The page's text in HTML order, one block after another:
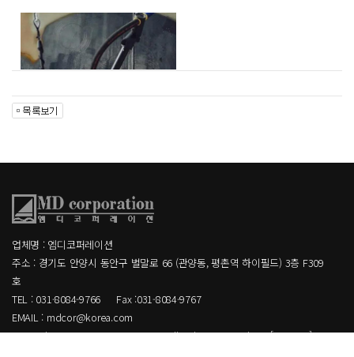
업체명 : 엠디코퍼레이션
주소 : 경기도 안양시 동안구 벌말로 66 (관양동, 평촌역 하이필드) 3층 F309
호
TEL : 031-8084-9766
Fax :031-8084-9767
EMAIL : mdcor@korea.com
Copyright MD corporation CO.,LTD. All Rights Reserved.
[ ADMIN ]